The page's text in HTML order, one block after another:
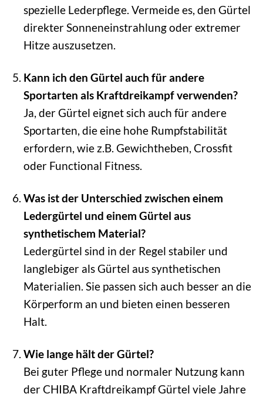
spezielle Lederpflege. Vermeide es, den Gürtel
direkter Sonneneinstrahlung oder extremer
Hitze auszusetzen.
Kann ich den Gürtel auch für andere
Sportarten als Kraftdreikampf verwenden?
Ja, der Gürtel eignet sich auch für andere
Sportarten, die eine hohe Rumpfstabilität
erfordern, wie z.B. Gewichtheben, Crossfit
oder Functional Fitness.
Was ist der Unterschied zwischen einem
Ledergürtel und einem Gürtel aus
synthetischem Material?
Ledergürtel sind in der Regel stabiler und
langlebiger als Gürtel aus synthetischen
Materialien. Sie passen sich auch besser an die
Körperform an und bieten einen besseren
Halt.
Wie lange hält der Gürtel?
Bei guter Pflege und normaler Nutzung kann
der CHIBA Kraftdreikampf Gürtel viele Jahre